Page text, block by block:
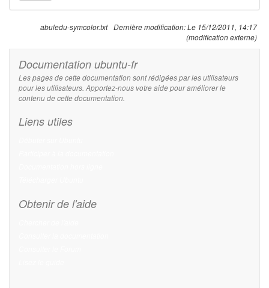
abuledu-symcolor.txt Dernière modification:Le 15/12/2011, 14:17
(modification externe)
Documentation ubuntu-fr
Les pages de cette documentation sont rédigées par les utilisateurs
pour les utilisateurs. Apportez-nous votre aide pour améliorer le
contenu de cette documentation.
Liens utiles
Obtenir de l'aide